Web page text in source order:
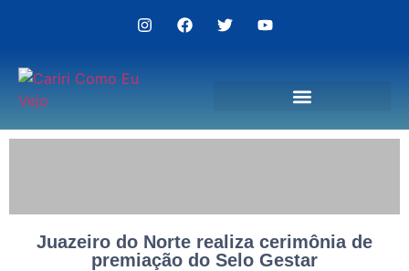
Juazeiro do Norte realiza cerimônia de
premiação do Selo Gestar